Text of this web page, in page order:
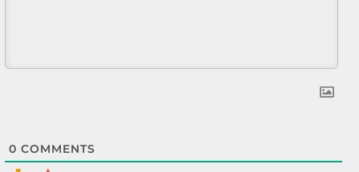
0 COMMENTS